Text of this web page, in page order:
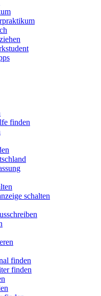
finden
schalten
finden
finden